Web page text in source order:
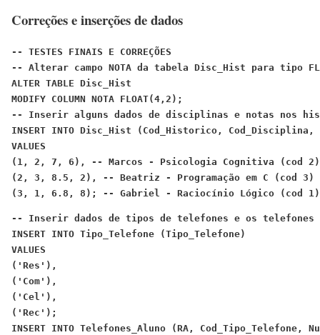
Correções e inserções de dados
-- TESTES FINAIS E CORREÇÕES
-- Alterar campo NOTA da tabela Disc_Hist para tipo
ALTER TABLE Disc_Hist
MODIFY COLUMN NOTA FLOAT(4,2);
-- Inserir alguns dados de disciplinas e notas nos
INSERT INTO Disc_Hist (Cod_Historico,
VALUES
(1, 2, 7, 6),
-- Marcos - Psicologia Cognitiva (cod 2)
(2, 3, 8.5, 2),
-- Beatriz - Programação em C (cod 3)
(3, 1, 6.8, 8);
-- Gabriel - Raciocínio Lógico (cod 1)
-- Inserir dados de tipos de telefones e os telefones
INSERT INTO Tipo_Telefone (Tipo_Telefone)
VALUES
('Res'),
('Com'),
('Cel'),
('Rec');
INSERT INTO Telefones_Aluno (RA, Cod_Tipo_Telefone,